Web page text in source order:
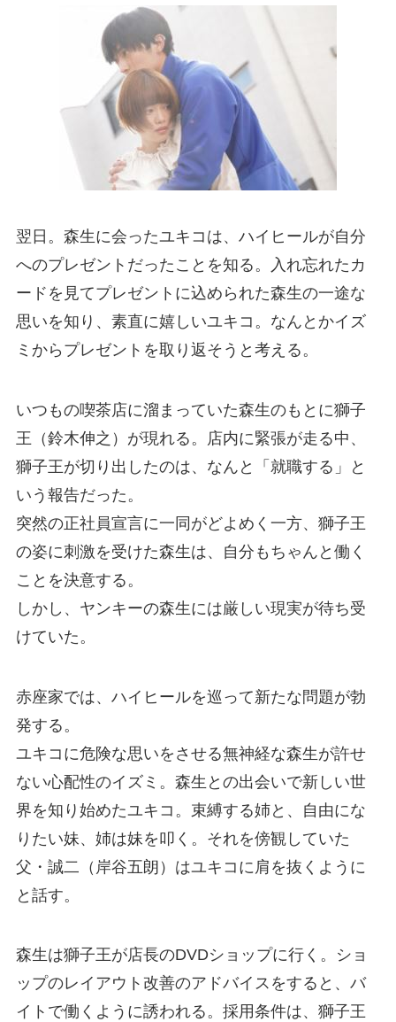
翌日。森生に会ったユキコは、ハイヒールが自分
へのプレゼントだったことを知る。入れ忘れたカ
ードを見てプレゼントに込められた森生の一途な
思いを知り、素直に嬉しいユキコ。なんとかイズ
ミからプレゼントを取り返そうと考える。
いつもの喫茶店に溜まっていた森生のもとに獅子
王（鈴木伸之）が現れる。店内に緊張が走る中、
獅子王が切り出したのは、なんと「就職する」と
いう報告だった。
突然の正社員宣言に一同がどよめく一方、獅子王
の姿に刺激を受けた森生は、自分もちゃんと働く
ことを決意する。
しかし、ヤンキーの森生には厳しい現実が待ち受
けていた。
赤座家では、ハイヒールを巡って新たな問題が勃
発する。
ユキコに危険な思いをさせる無神経な森生が許せ
ない心配性のイズミ。森生との出会いで新しい世
界を知り始めたユキコ。束縛する姉と、自由にな
りたい妹、姉は妹を叩く。それを傍観していた
父・誠二（岸谷五朗）はユキコに肩を抜くように
と話す。
森生は獅子王が店長のDVDショップに行く。ショ
ップのレイアウト改善のアドバイスをすると、バ
イトで働くように誘われる。採用条件は、獅子王